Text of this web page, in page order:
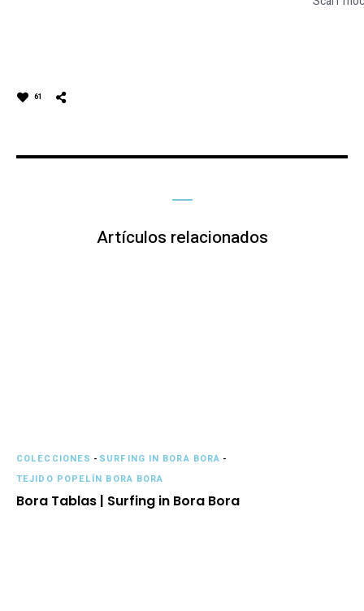
61
Artículos relacionados
COLECCIONES - SURFING IN BORA BORA -
TEJIDO POPELÍN BORA BORA
Bora Tablas | Surfing in Bora Bora